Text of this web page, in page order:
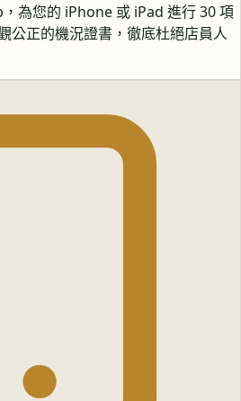
為您的 iPhone 或 iPad 進行 30 項
公正的機況證書，徹底杜絕店員人